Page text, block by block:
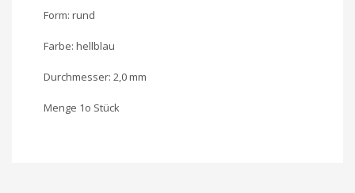
Form: rund
Farbe: hellblau
Durchmesser: 2,0 mm
Menge 1o Stück